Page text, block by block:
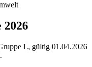
2026
L, gültig 01.04.2026